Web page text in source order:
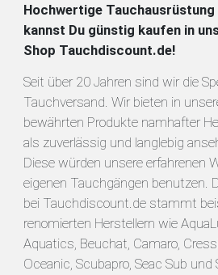
Hochwertige
kannst Du günstig kaufen in
Shop Tauchdiscount.de!
Seit über 20 Jahren sind wir die
Tauchversand. Wir bieten in
bewährten Produkte namhafter
als zuverlässig und langlebig
Diese würden unsere erfahrenen
eigenen Tauchgängen benutzen.
bei Tauchdiscount.de stammt
renomierten Herstellern wie
Aquatics, Beuchat, Camaro,
Oceanic, Scubapro, Seac Sub